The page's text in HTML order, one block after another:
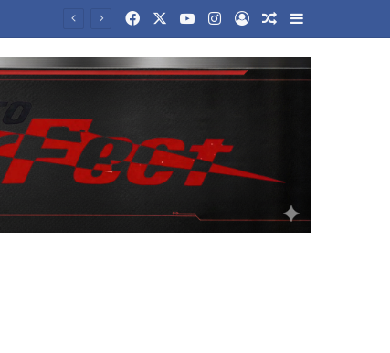
FacebookYouTubeInstagram
Log InRandom Article
Sidebar